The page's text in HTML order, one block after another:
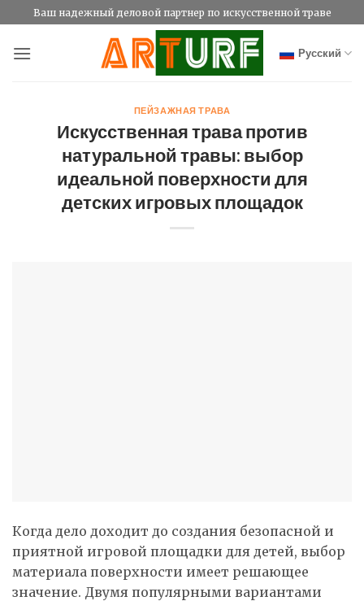
to
content
Ваш надежный деловой партнер по искусственной траве
Русский
ПЕЙЗАЖНАЯ ТРАВА
Искусственная трава против
натуральной травы: выбор
идеальной поверхности для
детских игровых площадок
Когда дело доходит до создания безопасной и
приятной игровой площадки для детей, выбор
материала поверхности имеет решающее
значение. Двумя популярными вариантами